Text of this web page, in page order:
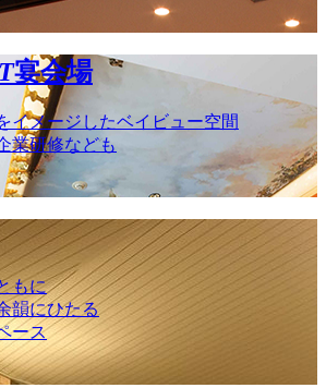
宴会場
イメージしたベイビュー空間
業研修なども
もに
韻にひたる
ース